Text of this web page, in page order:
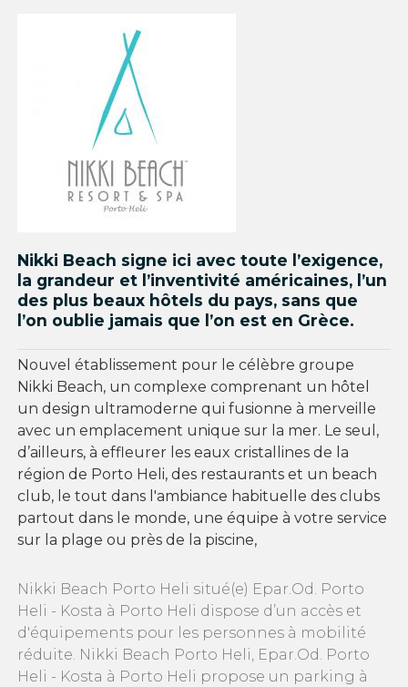
Nikki Beach signe ici avec toute l’exigence,
la grandeur et l’inventivité américaines, l’un
des plus beaux hôtels du pays, sans que
l’on oublie jamais que l’on est en Grèce.
Nouvel établissement pour le célèbre groupe
Nikki Beach, un complexe comprenant un hôtel
un design ultramoderne qui fusionne à merveille
avec un emplacement unique sur la mer. Le seul,
d’ailleurs, à effleurer les eaux cristallines de la
région de Porto Heli, des restaurants et un beach
club, le tout dans l'ambiance habituelle des clubs
partout dans le monde, une équipe à votre service
sur la plage ou près de la piscine,
Nikki Beach Porto Heli situé(e) Epar.Od. Porto
Heli - Kosta à Porto Heli dispose d’un accès et
d'équipements pour les personnes à mobilité
réduite. Nikki Beach Porto Heli, Epar.Od. Porto
Heli - Kosta à Porto Heli propose un parking à